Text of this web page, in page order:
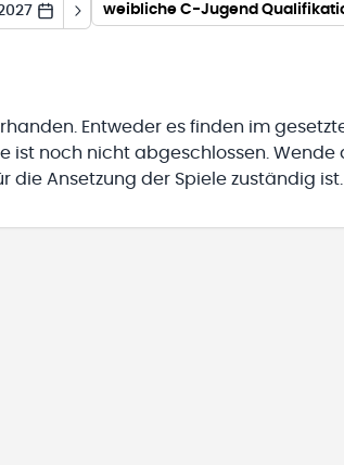
weibliche C-Jugend
Entweder es finden im
ist noch nicht abgeschlossen. Wende
die Ansetzung der Spiele zuständig ist.